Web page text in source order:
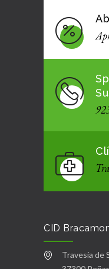
CID
Travesía de